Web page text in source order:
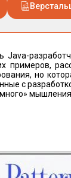
Java-
примеров,
но
с
мышления.